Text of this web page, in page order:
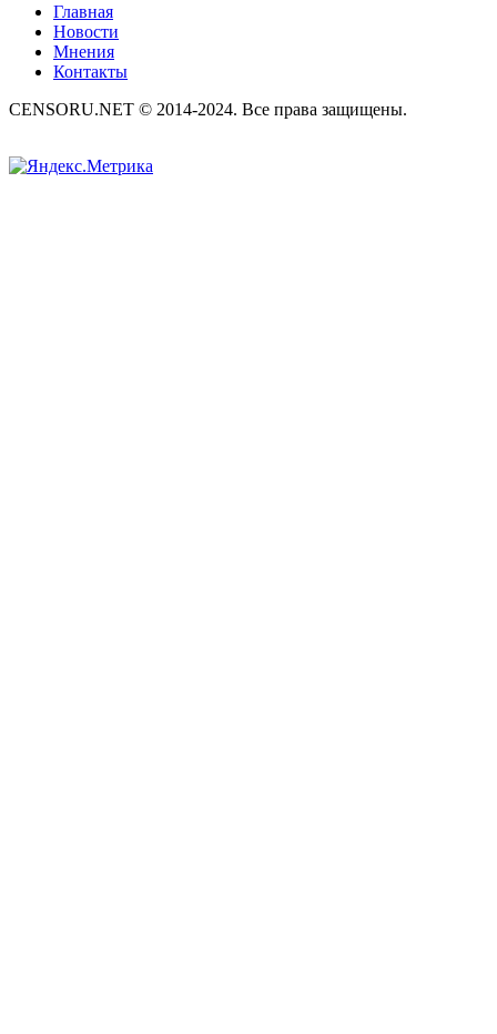
Главная
Новости
Мнения
Контакты
CENSORU.NET © 2014-2024. Все права защищены.